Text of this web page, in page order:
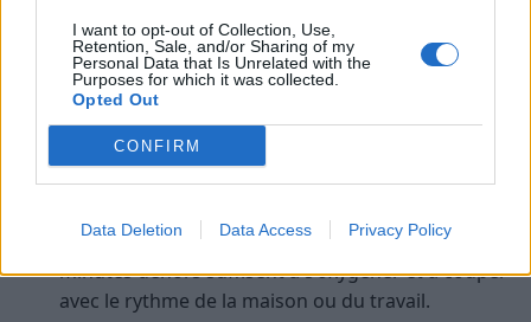
I want to opt-out of Collection, Use,
Retention, Sale, and/or Sharing of my
Personal Data that Is Unrelated with the
Purposes for which it was collected.
Opted Out
CONFIRM
Data Deletion Data Access Privacy Policy
Prendre soin de soi ne veut pas dire ajouter des
contraintes. Quelques gestes simples suffisent à se
sentir mieux :
Boire un grand verre d’eau au réveil :
Prendre l’air quotidiennement : Même 5
minutes dehors suffisent à s’oxygéner et à couper
avec le rythme de la maison ou du travail.